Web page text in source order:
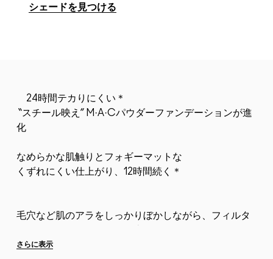
シェードを見つける
24時間テカりにくい＊
“スチール映え” M·A·Cパウダーファンデーションが進
化
なめらかな肌触りとフォギーマットな
くずれにくい仕上がり、12時間続く＊
毛穴など肌のアラをしっかりぼかしながら、フィルタ
ォータープルーフで、なめらかでベタつかない手触り
さらに表示